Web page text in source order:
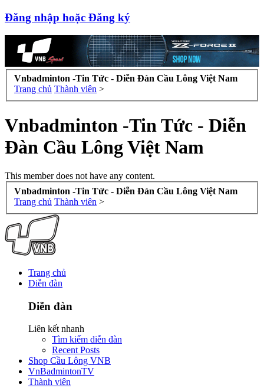
Đăng nhập hoặc Đăng ký
Vnbadminton -Tin Tức - Diễn Đàn Cầu Lông Việt Nam
Trang chủ Thành viên >
Vnbadminton -Tin Tức - Diễn
Đàn Cầu Lông Việt Nam
This member does not have any content.
Vnbadminton -Tin Tức - Diễn Đàn Cầu Lông Việt Nam
Trang chủ Thành viên >
Trang chủ
Diễn đàn
Diễn đàn
Liên kết nhanh
Tìm kiếm diễn đàn
Recent Posts
Shop Cầu Lông VNB
VnBadmintonTV
Thành viên